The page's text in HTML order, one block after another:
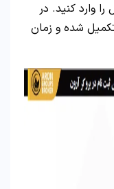
را وارد کنید. در
شده و زمان